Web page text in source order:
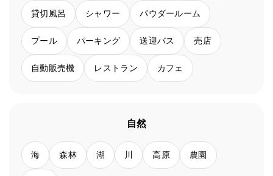
貸切風呂 シャワー パウダールーム
プール パーキング 送迎バス 売店
自動販売機 レストラン カフェ
自然
海 森林 湖 川 高原 農園